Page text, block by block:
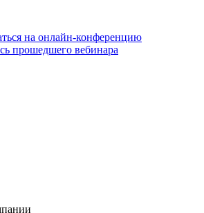
на онлайн-конференцию
прошедшего вебинара